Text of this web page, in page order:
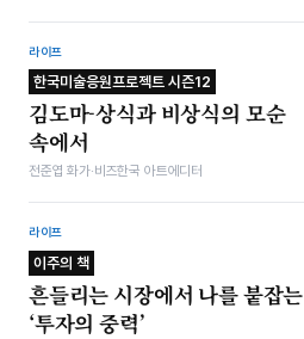
라이프
한국미술응원프로젝트 시즌12
김도마-상식과 비상식의 모순
속에서
전준엽 화가·비즈한국 아트에디터
라이프
이주의 책
흔들리는 시장에서 나를 붙잡는
‘투자의 중력’